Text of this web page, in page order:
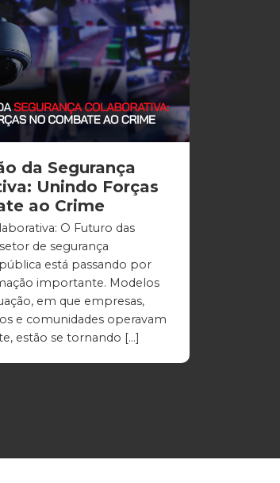
da Segurança
Unindo Forças
ao Crime
O Futuro das
de segurança
está passando por
importante. Modelos
em que empresas,
e comunidades operavam
estão se tornando […]